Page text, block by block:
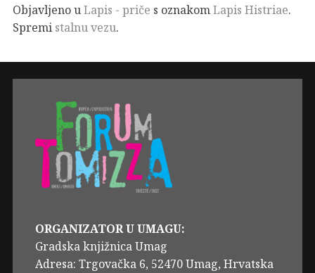
Objavljeno uLapis - priče s oznakomLapis Histriae.
Spremi stalnu vezu.
ORGANIZATOR U UMAGU:
Gradska knjižnica Umag
Adresa: Trgovačka 6, 52470 Umag, Hrvatska